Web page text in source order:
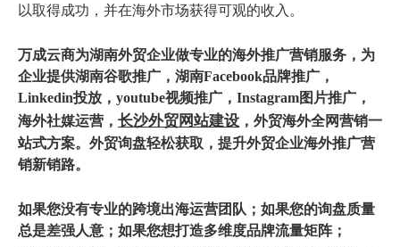
以取得成功，并在海外市场获得可观的收入。
万成云商为湖南外贸企业做专业的海外推广营销服务，为
企业提供湖南谷歌推广 ，湖南Facebook品牌推广 ，
Linkedin投放 ，youtube视频推广，Instagram图片推广，
海外社媒运营 ， 长沙外贸网站建设 ， 外贸海外全网营销一
站式方案。外贸询盘轻松获取，提升外贸企业海外推广营
销新销路。
如果您没有专业的跨境出海运营团队；如果您的询盘质量
总是差强人意；如果您想打造多维度品牌流量矩阵；